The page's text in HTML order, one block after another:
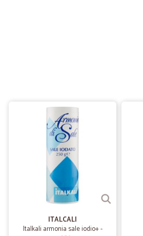
ITALCALI
Italkali armonia sale iodio+ -